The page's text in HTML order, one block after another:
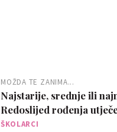
MOŽDA TE ZANIMA...
Najstarije, srednje ili
Redoslijed rođenja
djeteta
ŠKOLARCI